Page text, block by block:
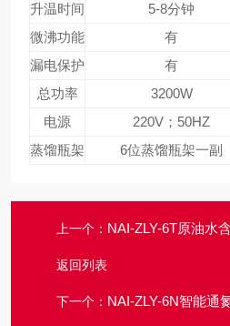
升温时间
5-8分钟
微沸功能
有
漏电保护
有
总功率
3200W
电源
220V；50HZ
蒸馏瓶架
6位蒸馏瓶架一副
上一个： NAI-ZLY-6T原油水含量
返回列表
下一个： NAI-ZLY-6N智能通氮气